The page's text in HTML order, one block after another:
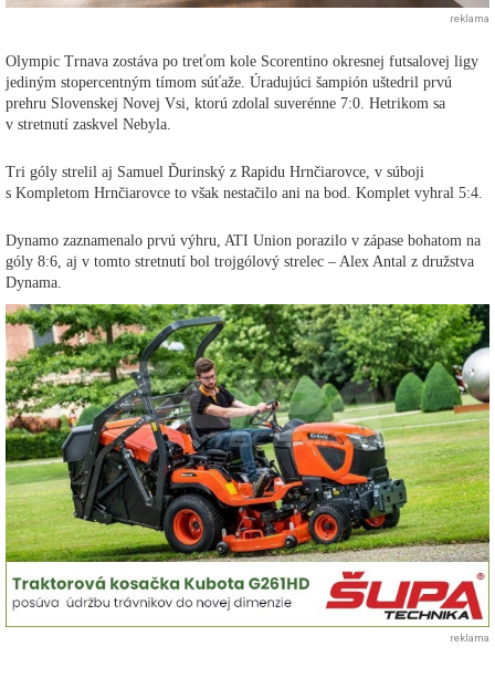
reklama
Olympic Trnava zostáva po treťom kole Scorentino okresnej futsalovej ligy
jediným stopercentným tímom súťaže. Úradujúci šampión uštedril prvú
prehru Slovenskej Novej Vsi, ktorú zdolal suverénne 7:0. Hetrikom sa
v stretnutí zaskvel Nebyla.
Tri góly strelil aj Samuel Ďurinský z Rapidu Hrnčiarovce, v súboji
s Kompletom Hrnčiarovce to však nestačilo ani na bod. Komplet vyhral 5:4.
Dynamo zaznamenalo prvú výhru, ATI Union porazilo v zápase bohatom na
góly 8:6, aj v tomto stretnutí bol trojgólový strelec – Alex Antal z družstva
Dynama.
reklama